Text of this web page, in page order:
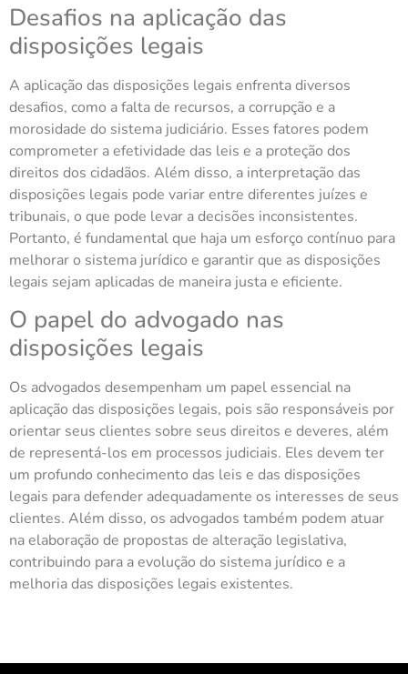
Desafios na aplicação das
disposições legais
A aplicação das disposições legais enfrenta diversos
desafios, como a falta de recursos, a corrupção e a
morosidade do sistema judiciário. Esses fatores podem
comprometer a efetividade das leis e a proteção dos
direitos dos cidadãos. Além disso, a interpretação das
disposições legais pode variar entre diferentes juízes e
tribunais, o que pode levar a decisões inconsistentes.
Portanto, é fundamental que haja um esforço contínuo para
melhorar o sistema jurídico e garantir que as disposições
legais sejam aplicadas de maneira justa e eficiente.
O papel do advogado nas
disposições legais
Os advogados desempenham um papel essencial na
aplicação das disposições legais, pois são responsáveis por
orientar seus clientes sobre seus direitos e deveres, além
de representá-los em processos judiciais. Eles devem ter
um profundo conhecimento das leis e das disposições
legais para defender adequadamente os interesses de seus
clientes. Além disso, os advogados também podem atuar
na elaboração de propostas de alteração legislativa,
contribuindo para a evolução do sistema jurídico e a
melhoria das disposições legais existentes.